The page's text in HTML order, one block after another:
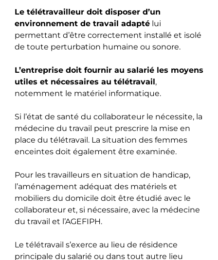
Le télétravailleur doit disposer d’un
environnement de travail adapté lui
permettant d’être correctement installé et isolé
de toute perturbation humaine ou sonore.
L’entreprise doit fournir au salarié les moyens
utiles et nécessaires au télétravail,
notemment le matériel informatique.
Si l’état de santé du collaborateur le nécessite, la
médecine du travail peut prescrire la mise en
place du télétravail. La situation des femmes
enceintes doit également être examinée.
Pour les travailleurs en situation de handicap,
l’aménagement adéquat des matériels et
mobiliers du domicile doit être étudié avec le
collaborateur et, si nécessaire, avec la médecine
du travail et l’AGEFIPH.
Le télétravail s’exerce au lieu de résidence
principale du salarié ou dans tout autre lieu